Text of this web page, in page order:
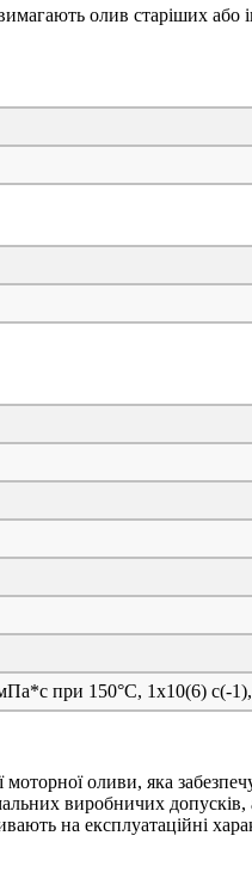
олив старіших
мПа*с при 150°C, 1x10(6)
оливи, яка
виробничих
на експлуатаційні